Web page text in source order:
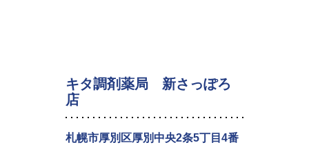
キタ調剤薬局 新さっぽろ
店
札幌市厚別区厚別中央2条5丁目4番